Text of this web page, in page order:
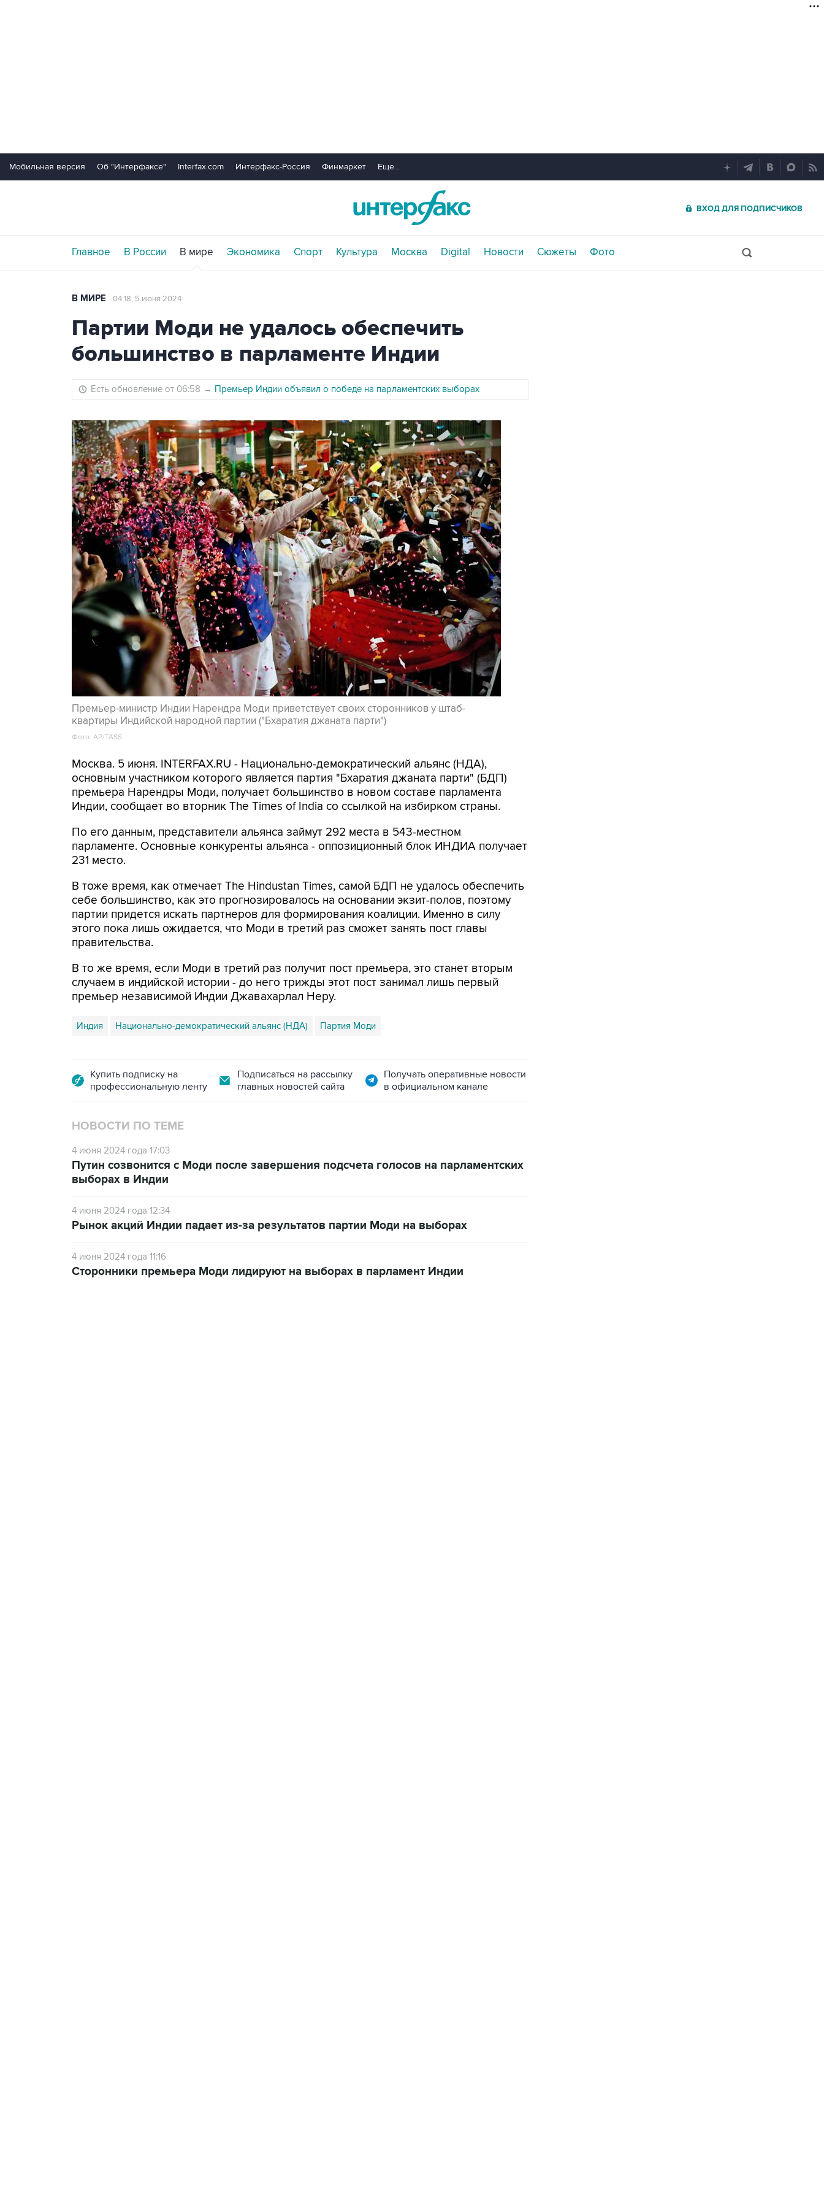
Мобильная версия Об "Интерфаксе" Interfax.com Интерфакс-Россия Финмаркет Еще...
ВХОД ДЛЯ ПОДПИСЧИКОВ
Главное В России В мире Экономика Спорт Культура Москва Digital Новости Сюжеты Фото
В МИРЕ 04:18, 5 июня 2024
Партии Моди не удалось обеспечить
большинство в парламенте Индии
Есть обновление от 06:58 → Премьер Индии объявил о победе на парламентских выборах
Премьер-министр Индии Нарендра Моди приветствует своих сторонников у штаб-
квартиры Индийской народной партии ("Бхаратия джаната парти")
Фото: AP/TASS
Москва. 5 июня. INTERFAX.RU - Национально-демократический альянс (НДА),
основным участником которого является партия "Бхаратия джаната парти" (БДП)
премьера Нарендры Моди, получает большинство в новом составе парламента
Индии, сообщает во вторник The Times of India со ссылкой на избирком страны.
По его данным, представители альянса займут 292 места в 543-местном
парламенте. Основные конкуренты альянса - оппозиционный блок ИНДИА получает
231 место.
В тоже время, как отмечает The Hindustan Times, самой БДП не удалось обеспечить
себе большинство, как это прогнозировалось на основании экзит-полов, поэтому
партии придется искать партнеров для формирования коалиции. Именно в силу
этого пока лишь ожидается, что Моди в третий раз сможет занять пост главы
правительства.
В то же время, если Моди в третий раз получит пост премьера, это станет вторым
случаем в индийской истории - до него трижды этот пост занимал лишь первый
премьер независимой Индии Джавахарлал Неру.
Индия Национально-демократический альянс (НДА) Партия Моди
Купить подписку на
профессиональную ленту
Подписаться на рассылку
главных новостей сайта
Получать оперативные новости
в официальном канале
НОВОСТИ ПО ТЕМЕ
4 июня 2024 года 17:03
Путин созвонится с Моди после завершения подсчета голосов на парламентских
выборах в Индии
4 июня 2024 года 12:34
Рынок акций Индии падает из-за результатов партии Моди на выборах
4 июня 2024 года 11:16
Сторонники премьера Моди лидируют на выборах в парламент Индии